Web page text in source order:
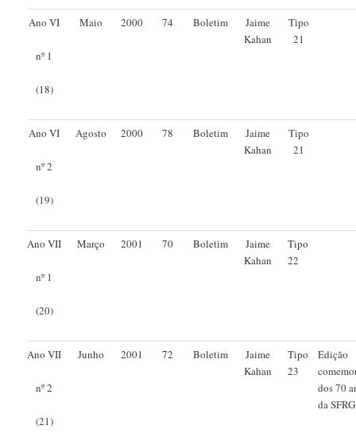
Ano VI
nº 1
(18)
Maio 2000 74 Boletim
Jaime
Kahan
Tipo
21
Ano VI
nº 2
(19)
Agosto 2000 78 Boletim
Jaime
Kahan
Tipo
21
Ano VII
nº 1
(20)
Março 2001 70 Boletim
Jaime
Kahan
Tipo
22
Ano VII
nº 2
(21)
Junho 2001 72 Boletim
Jaime
Kahan
Tipo
23
Edição
dos 70
da SFRG